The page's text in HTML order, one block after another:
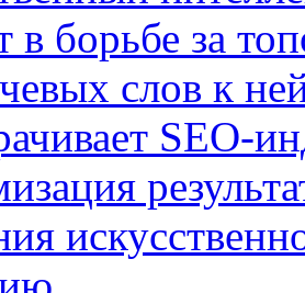
в борьбе за
слов к
SEO-